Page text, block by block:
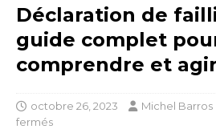
Déclaration de
guide complet
comprendre et agir
octobre 26, 2023 Michel Barros
fermés